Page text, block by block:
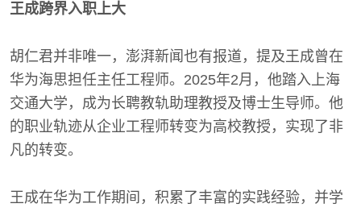
王成跨界入职上大
胡仁君并非唯一，澎湃新闻也有报道，提及王成曾在
华为海思担任主任工程师。2025年2月，他踏入上海
交通大学，成为长聘教轨助理教授及博士生导师。他
的职业轨迹从企业工程师转变为高校教授，实现了非
凡的转变。
王成在华为工作期间，积累了丰富的实践经验，并学